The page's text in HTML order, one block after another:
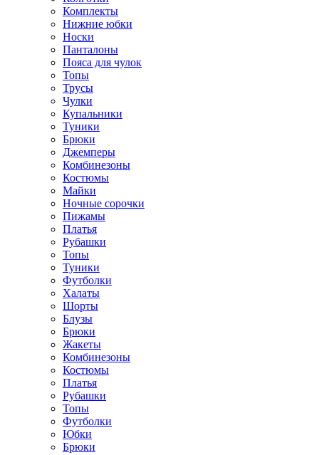
Комплекты
Нижние юбки
Носки
Панталоны
Поясa для чулок
Топы
Трусы
Чулки
Купальники
Туники
Брюки
Джемперы
Комбинезоны
Костюмы
Майки
Ночные сорочки
Пижамы
Платья
Рубашки
Топы
Туники
Футболки
Халаты
Шорты
Блузы
Брюки
Жакеты
Комбинезоны
Костюмы
Платья
Рубашки
Топы
Футболки
Юбки
Брюки